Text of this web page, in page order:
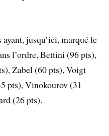
jusqu’ici, marqué le
l’ordre, Bettini (96 pts),
Zabel (60 pts), Voigt
pts), Vinokourov (31
(26 pts).